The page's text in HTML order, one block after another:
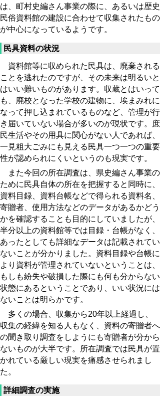
は、町村史編さん事業の際に、あるいは歴史
民俗資料館の建設に合わせて収集されたもの
が中心になっているようです。
民具資料の状況
資料館等に収められた民具は、廃棄される
ことを逃れたのですが、その未来は明るいと
はいい難いものがあります。収蔵とはいって
も、廃校となった学校の建物に、埃まみれに
なって押し込まれているものなど、管理が行
き届いていない場合が多いのが現状です。庶
民生活やその用具に関心がない人であれば、
一見粗大ごみにも見える民具一つ一つの重要
性が認められにくいというのも現実です。
また今回の所在調査は、県史編さん事業の
ために民具自体の所在を把握すると同時に、
資料目録、資料台帳などで得られる資料名、
寄贈者、使用方法などのデータがあるかどう
かを確認することも目的にしていましたが、
半分以上の資料館等では目録・台帳がなく、
あったとしても詳細なデータは記載されてい
ないことが分かりました。資料目録や台帳に
より資料が管理されていないということは、
もしも紛失や破損した際にも何も分からない
状態にあるということであり、いい状況には
ないことは明らかです。
多くの場合、収集から20年以上経過し、
収集の経緯を知る人もなく、資料の寄贈者へ
の聞き取り調査をしようにも寄贈者が分から
ないものが大半です。所在調査では民具が置
かれている厳しい現実を痛感させられまし
た。
詳細調査の実施